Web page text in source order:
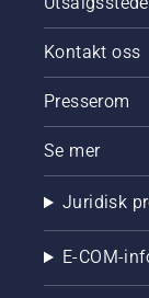
Kontakt oss
Presserom
Se mer
Juridisk
E-COM-